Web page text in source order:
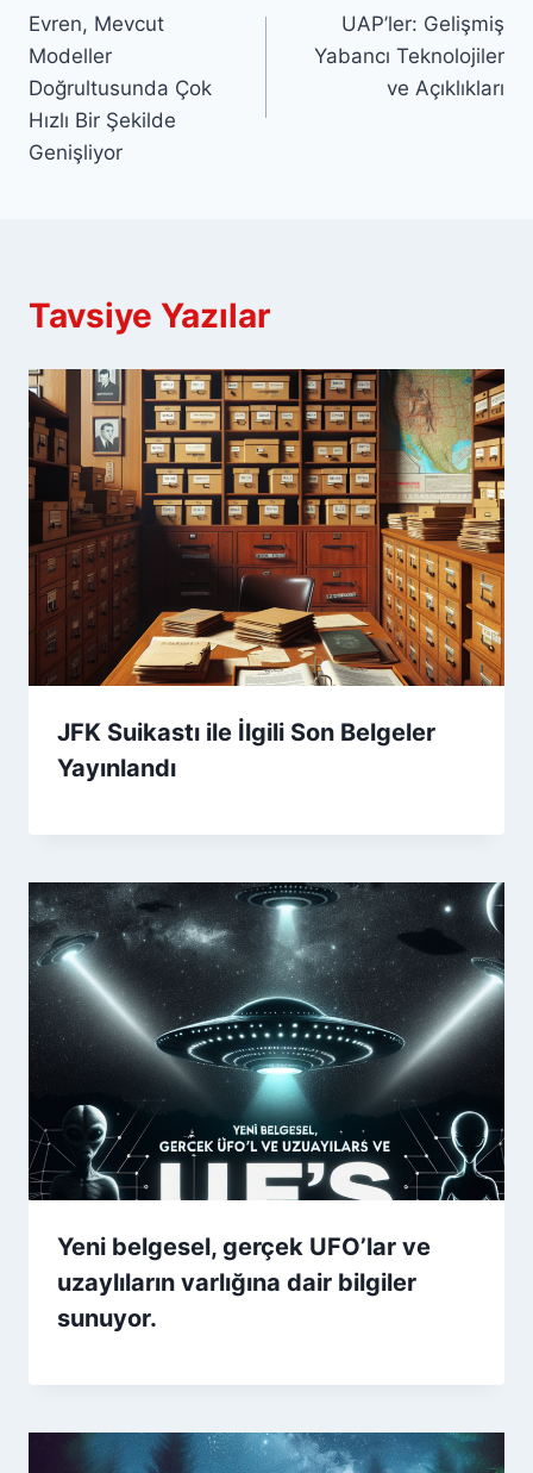
gezinmesi
Evren, Mevcut
Modeller
Doğrultusunda Çok
Hızlı Bir Şekilde
Genişliyor
UAP’ler: Gelişmiş
Yabancı Teknolojiler
ve Açıklıkları
Tavsiye Yazılar
JFK Suikastı ile İlgili Son Belgeler
Yayınlandı
Yeni belgesel, gerçek UFO’lar ve
uzaylıların varlığına dair bilgiler
sunuyor.